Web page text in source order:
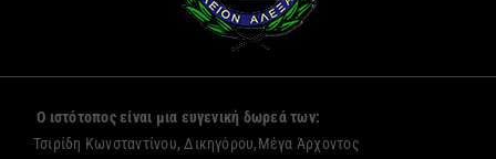
Ο ιστότοπος είναι μια ευγενική δωρεά των:
Τσιρίδη Κωνσταντίνου, Δικηγόρου,Μέγα Άρχοντος